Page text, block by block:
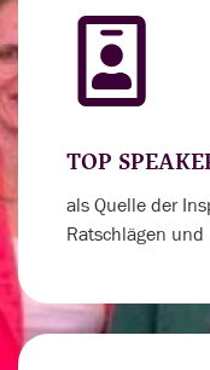
TOP
als Quelle der
Ratschlägen